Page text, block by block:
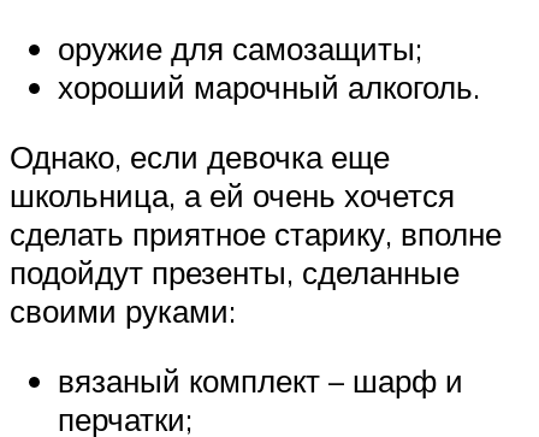
оружие для самозащиты;
хороший марочный алкоголь.
Однако, если девочка еще
школьница, а ей очень хочется
сделать приятное старику, вполне
подойдут презенты, сделанные
своими руками:
вязаный комплект – шарф и
перчатки;